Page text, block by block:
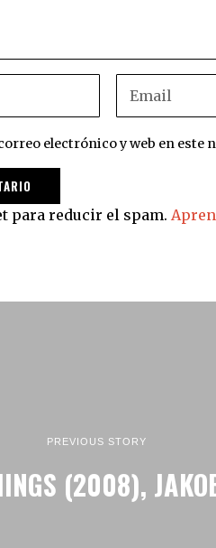
electrónico y web en este
para reducir el spam.
PREVIOUS STORY
(2008),